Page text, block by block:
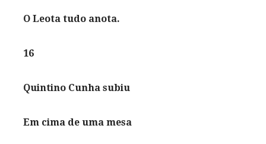
O Leota tudo anota.
16
Quintino Cunha subiu
Em cima de uma mesa